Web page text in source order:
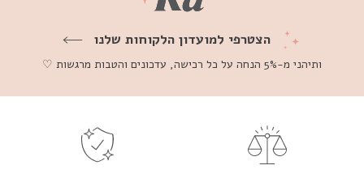
הצטרפי למועדון הלקוחות שלנו
ותיהני מ-5% הנחה על כל רכישה, עדכונים והטבות מרגשות ♡